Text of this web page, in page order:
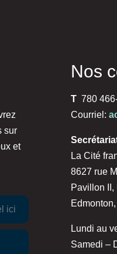
sur
et
Nos
T 780
Courriel:
La Cité
8627 rue
Pavillon II,
Lundi au
Samedi –